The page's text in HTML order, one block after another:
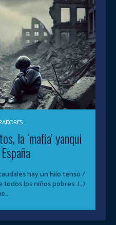
la ‘mafia’ yanqui
hay un hilo tenso /
los niños pobres. (…)